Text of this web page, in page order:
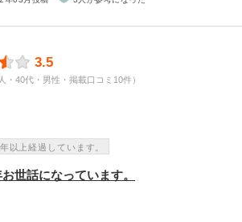
3.5
・40代・男性・掲載口コミ10件）
以上経過しています。
世話になっています。